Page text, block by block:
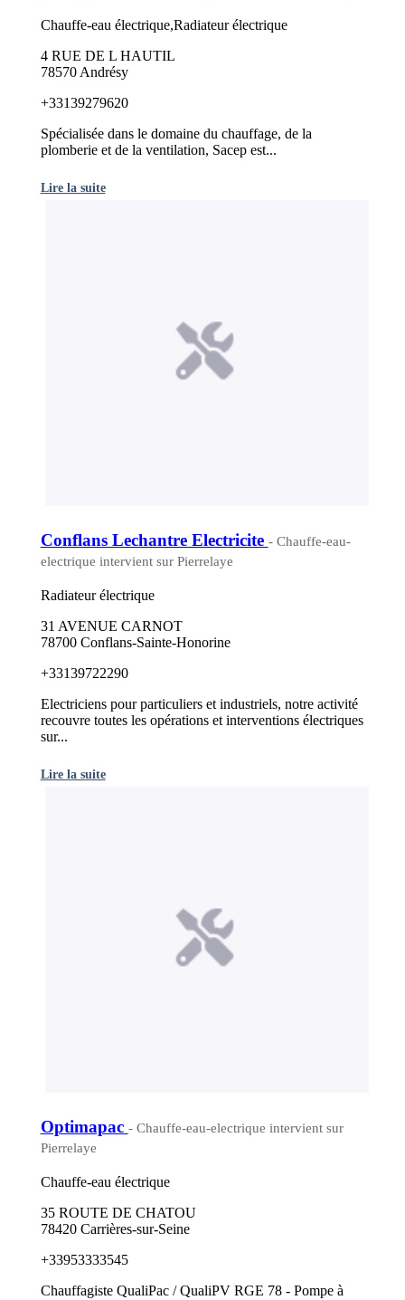
Chauffe-eau électrique,Radiateur électrique
4 RUE DE L HAUTIL
78570 Andrésy
+33139279620
Spécialisée dans le domaine du chauffage, de la
plomberie et de la ventilation, Sacep est...
Lire la suite
Conflans Lechantre Electricite - Chauffe-eau-
electrique intervient sur Pierrelaye
Radiateur électrique
31 AVENUE CARNOT
78700 Conflans-Sainte-Honorine
+33139722290
Electriciens pour particuliers et industriels, notre activité
recouvre toutes les opérations et interventions électriques
sur...
Lire la suite
Optimapac - Chauffe-eau-electrique intervient sur
Pierrelaye
Chauffe-eau électrique
35 ROUTE DE CHATOU
78420 Carrières-sur-Seine
+33953333545
Chauffagiste QualiPac / QualiPV RGE 78 - Pompe à